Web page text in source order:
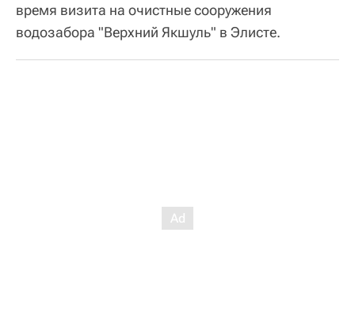
время визита на очистные сооружения
водозабора "Верхний Якшуль" в Элисте.